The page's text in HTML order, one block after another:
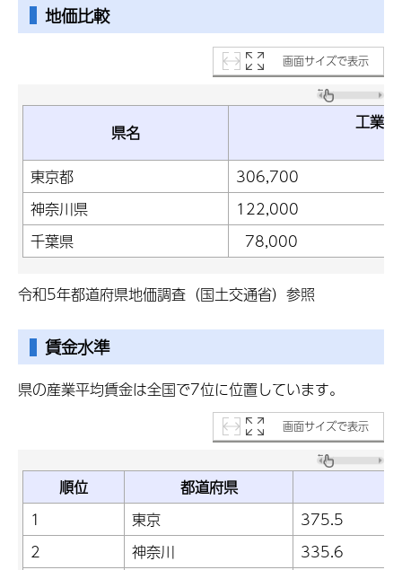
地価比較
画面サイズで表示
県名
工業
東京都
306,700
神奈川県
122,000
千葉県
78,000
令和5年都道府県地価調査（国土交通省）参照
賃金水準
県の産業平均賃金は全国で7位に位置しています。
画面サイズで表示
順位 都道府県
1
東京
375.5
2
神奈川
335.6